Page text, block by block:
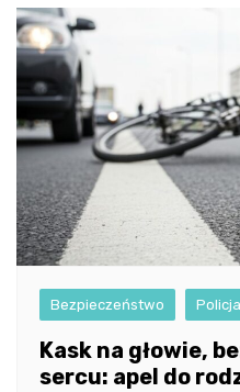
Bezpieczeństwo Policja
Kask na głowie,
sercu: apel do